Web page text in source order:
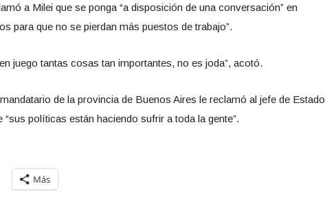
a Milei que se ponga “a disposición de una conversación” en
para que no se pierdan más puestos de trabajo”.
juego tantas cosas tan importantes, no es joda”, acotó.
de la provincia de Buenos Aires le reclamó al jefe de Estado
“sus políticas están haciendo sufrir a toda la gente”.
Más